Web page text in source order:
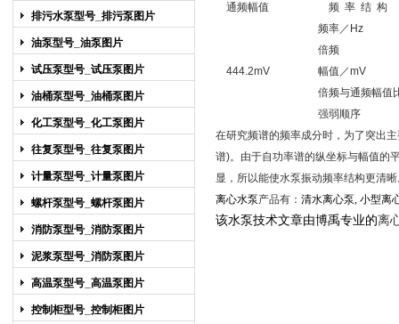
排污水泵型号_排污泵图片
油泵型号_油泵图片
试压泵型号_试压泵图片
油桶泵型号_油桶泵图片
化工泵型号_化工泵图片
往复泵型号_往复泵图片
计量泵型号_计量泵图片
螺杆泵型号_螺杆泵图片
消防泵型号_消防泵图片
泥浆泵型号_消防泵图片
高温泵型号_高温泵图片
控制柜型号_控制柜图片
通频幅值
频 率 结 构
444.2mV
频率／Hz
倍频
幅值／mV
倍频与通频幅值
强弱顺序
在研究频谱的频率成分时，为了突出
谱)。由于自功率谱的纵坐标与幅值的
显，所以能使水泵振动频率结构更清
离心水泵产品有： 清水离心泵, 小型离
该水泵技术文章由博禹专业的离